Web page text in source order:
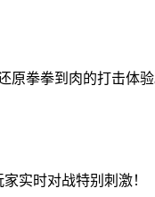
拳拳到肉的打击体
实时对战特别刺激！